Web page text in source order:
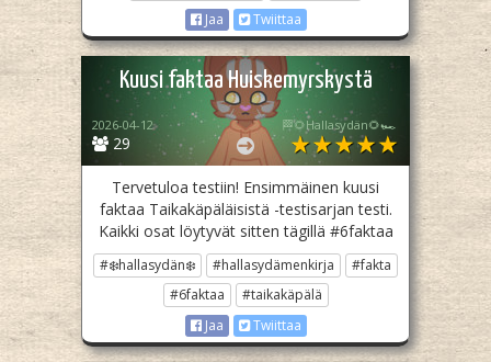
Jaa
Twiittaa
Kuusi faktaa Huiskemyrskystä
29
2026-04-12 🏁🌻Hallasydän🌻🏎️
Tervetuloa testiin! Ensimmäinen kuusi
faktaa Taikakäpäläisistä -testisarjan testi.
Kaikki osat löytyvät sitten tägillä #6faktaa
#❄️hallasydän❄️ #hallasydämenkirja
#fakta
#6faktaa
#taikakäpälä
Jaa
Twiittaa